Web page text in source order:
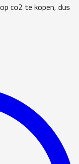
co2 te kopen, dus